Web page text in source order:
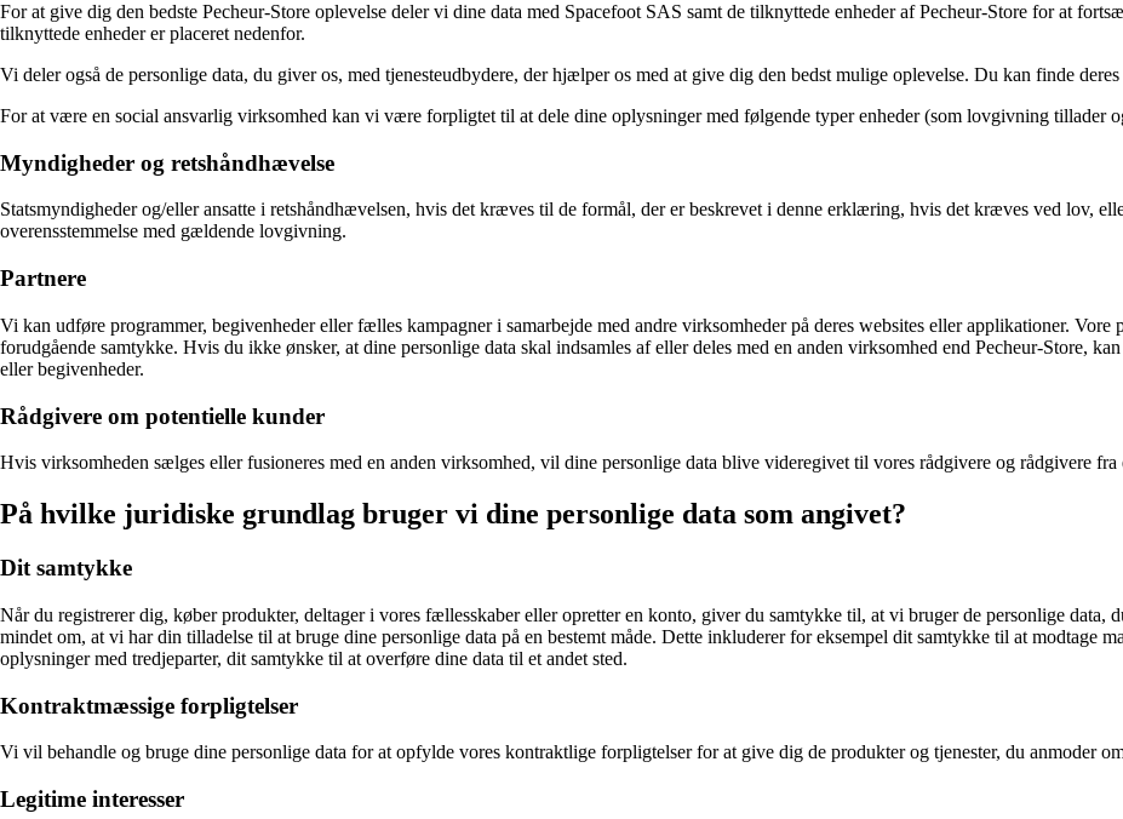
For at give dig den bedste Pecheur-Store oplevelse deler vi dine data med Spacefoot SAS samt de tilknyttede enheder af Pecheur-Store for at
tilknyttede enheder er placeret nedenfor.
Vi deler også de personlige data, du giver os, med tjenesteudbydere, der hjælper os med at give dig den bedst mulige oplevelse. Du kan finde
For at være en social ansvarlig virksomhed kan vi være forpligtet til at dele dine oplysninger med følgende typer enheder (som lovgivning tillader
Myndigheder og retshåndhævelse
Statsmyndigheder og/eller ansatte i retshåndhævelsen, hvis det kræves til de formål, der er beskrevet i denne erklæring, hvis det kræves ved lov,
overensstemmelse med gældende lovgivning.
Partnere
Vi kan udføre programmer, begivenheder eller fælles kampagner i samarbejde med andre virksomheder på deres websites eller applikationer.
forudgående samtykke. Hvis du ikke ønsker, at dine personlige data skal indsamles af eller deles med en anden virksomhed end Pecheur-Store,
eller begivenheder.
Rådgivere om potentielle kunder
Hvis virksomheden sælges eller fusioneres med en anden virksomhed, vil dine personlige data blive videregivet til vores rådgivere og rådgivere
På hvilke juridiske grundlag bruger vi dine personlige data som angivet?
Dit samtykke
Når du registrerer dig, køber produkter, deltager i vores fællesskaber eller opretter en konto, giver du samtykke til, at vi bruger de personlige
mindet om, at vi har din tilladelse til at bruge dine personlige data på en bestemt måde. Dette inkluderer for eksempel dit samtykke til at modtage
oplysninger med tredjeparter, dit samtykke til at overføre dine data til et andet sted.
Kontraktmæssige forpligtelser
Vi vil behandle og bruge dine personlige data for at opfylde vores kontraktlige forpligtelser for at give dig de produkter og tjenester, du anmoder
Legitime interesser